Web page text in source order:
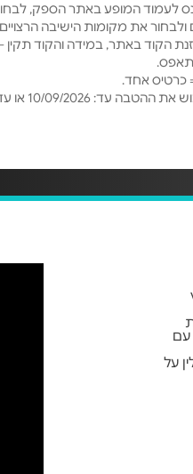
לעמוד המופע באתר הספק,
ולבחור את מקומות הישיבה
הקוד באתר, במידה והקוד תקין -
כרטיס אחד.
ניתן לרכוש את
עם
על